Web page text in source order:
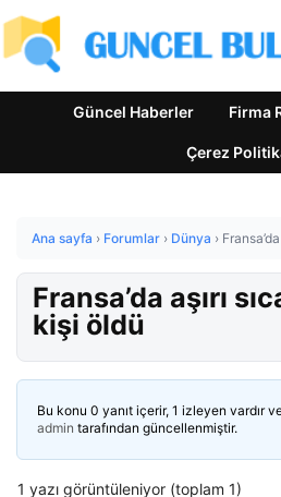
Güncel Haberler Firma
Çerez
Ana sayfa › Forumlar › Dünya ›
Fransa’da aşırı
kişi öldü
Bu konu 0 yanıt içerir, 1 izleyen vardır
admin tarafından güncellenmiştir.
1 yazı görüntüleniyor (toplam 1)